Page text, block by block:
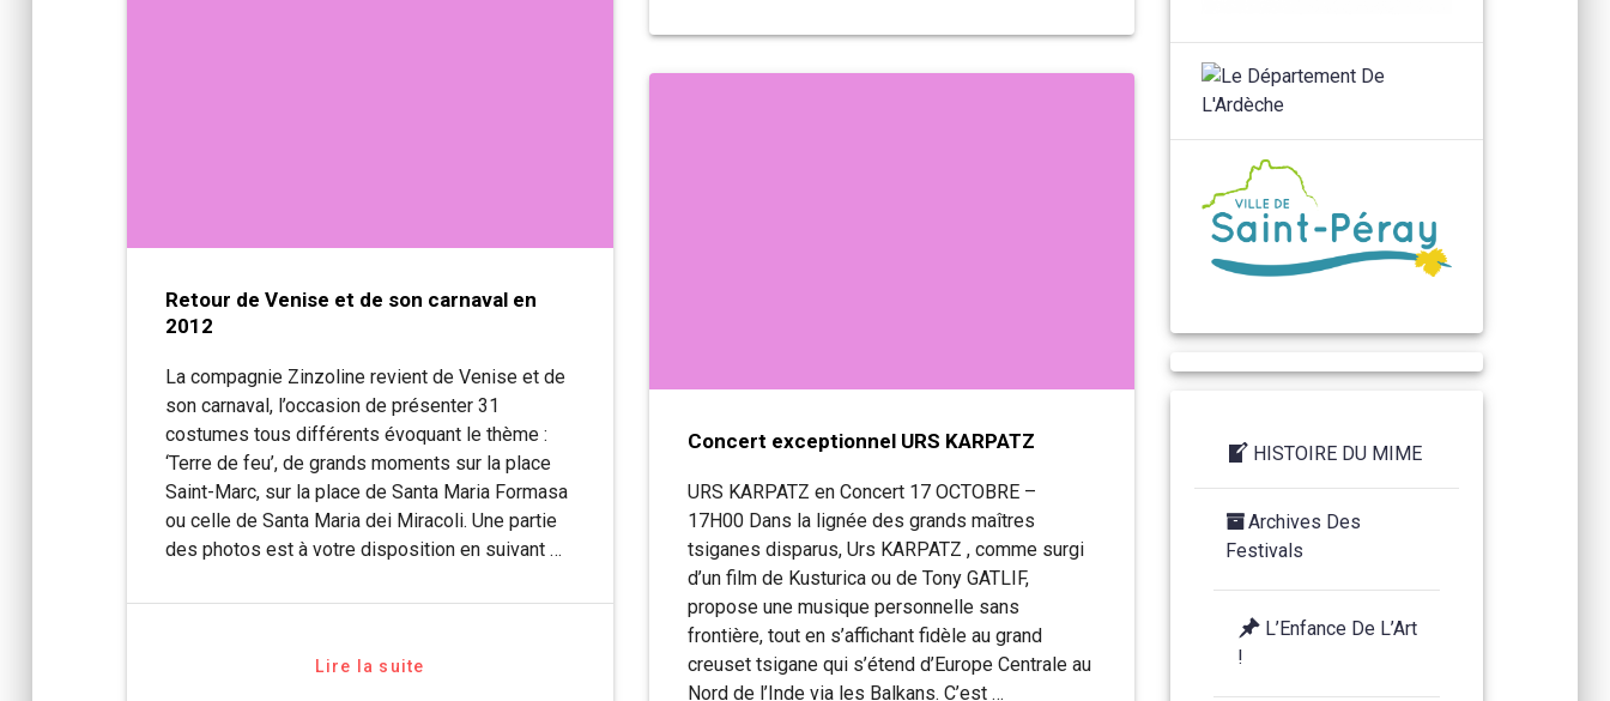
Retour de Venise et de son carnaval en
2012
La compagnie Zinzoline revient de Venise et de
son carnaval, l’occasion de présenter 31
costumes tous différents évoquant le thème :
‘Terre de feu’, de grands moments sur la place
Saint-Marc, sur la place de Santa Maria Formasa
ou celle de Santa Maria dei Miracoli. Une partie
des photos est à votre disposition en suivant …
Lire la suite
Concert exceptionnel URS KARPATZ
URS KARPATZ en Concert 17 OCTOBRE –
17H00 Dans la lignée des grands maîtres
tsiganes disparus, Urs KARPATZ , comme surgi
d’un film de Kusturica ou de Tony GATLIF,
propose une musique personnelle sans
frontière, tout en s’affichant fidèle au grand
creuset tsigane qui s’étend d’Europe Centrale au
Nord de l’Inde via les Balkans. C’est …
HISTOIRE DU MIME
Archives Des
Festivals
L’Enfance De L’Art
!